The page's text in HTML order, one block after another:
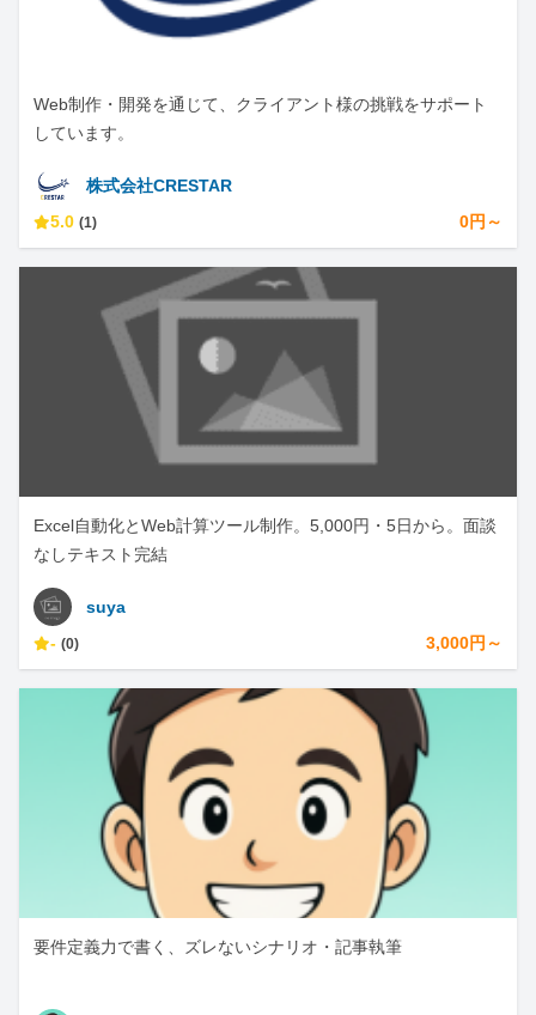
Web制作・開発を通じて、クライアント様の挑戦をサポート
しています。
株式会社CRESTAR
5.0 (1) 0円～
Excel自動化とWeb計算ツール制作。5,000円・5日から。面談
なしテキスト完結
suya
- (0) 3,000円～
要件定義力で書く、ズレないシナリオ・記事執筆